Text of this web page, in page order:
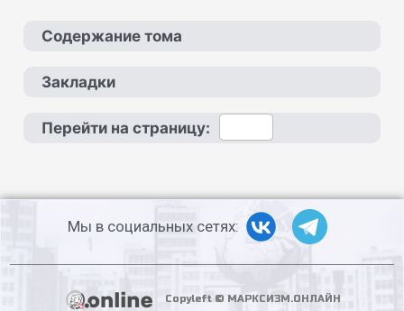
Содержание тома
Закладки
Перейти на страницу:
Мы в социальных сетях:
Copyleft © МАРКСИЗМ.ОНЛАЙН